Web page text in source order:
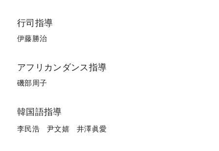
行司指導
伊藤勝治
アフリカンダンス指導
磯部周子
韓国語指導
李民浩 尹文嬉 井澤眞愛